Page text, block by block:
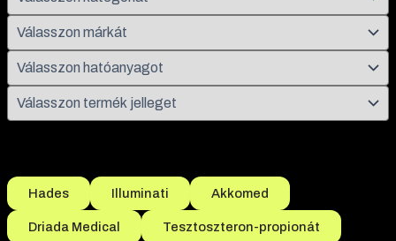
Hades Illuminati Akkomed
Driada Medical Tesztoszteron-propionát